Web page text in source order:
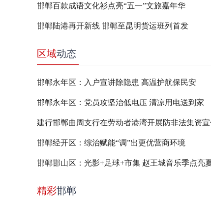
邯郸百款成语文化衫点亮“五一”文旅嘉年华
邯郸陆港再开新线 邯郸至昆明货运班列首发
区域动态
邯郸永年区：入户宣讲除隐患 高温护航保民安
邯郸永年区：党员攻坚治低电压 清凉用电送到家
建行邯郸曲周支行在劳动者港湾开展防非法集资
邯郸经开区：综治赋能“调”出更优营商环境
邯郸邯山区：光影+足球+市集 赵王城音乐季点亮
精彩邯郸